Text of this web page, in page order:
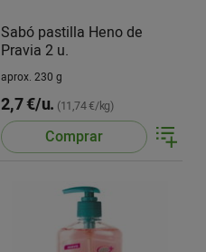
Sabó pastilla Heno de
Pravia 2 u.
aprox. 230 g
2,7 €/u. (11,74 €/kg)
Comprar